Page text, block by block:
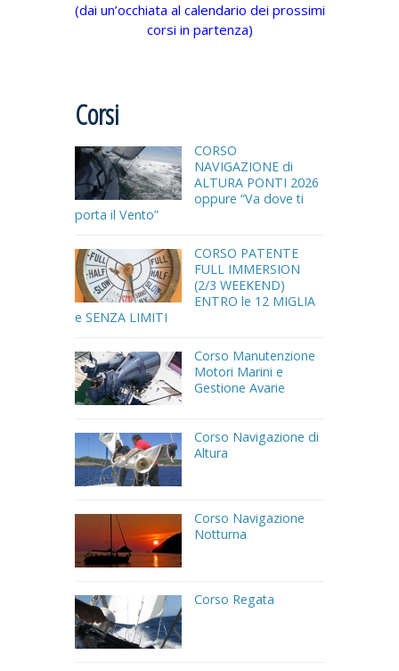
(dai un’occhiata al calendario dei prossimi
corsi in partenza)
Corsi
CORSO
NAVIGAZIONE di
ALTURA PONTI 2026
oppure “Va dove ti
porta il Vento”
CORSO PATENTE
FULL IMMERSION
(2/3 WEEKEND)
ENTRO le 12 MIGLIA
e SENZA LIMITI
Corso Manutenzione
Motori Marini e
Gestione Avarie
Corso Navigazione di
Altura
Corso Navigazione
Notturna
Corso Regata